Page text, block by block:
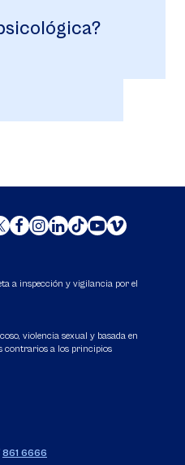
a inspección y vigilancia por el
violencia sexual y basada en
contrarios a los principios
861 6666